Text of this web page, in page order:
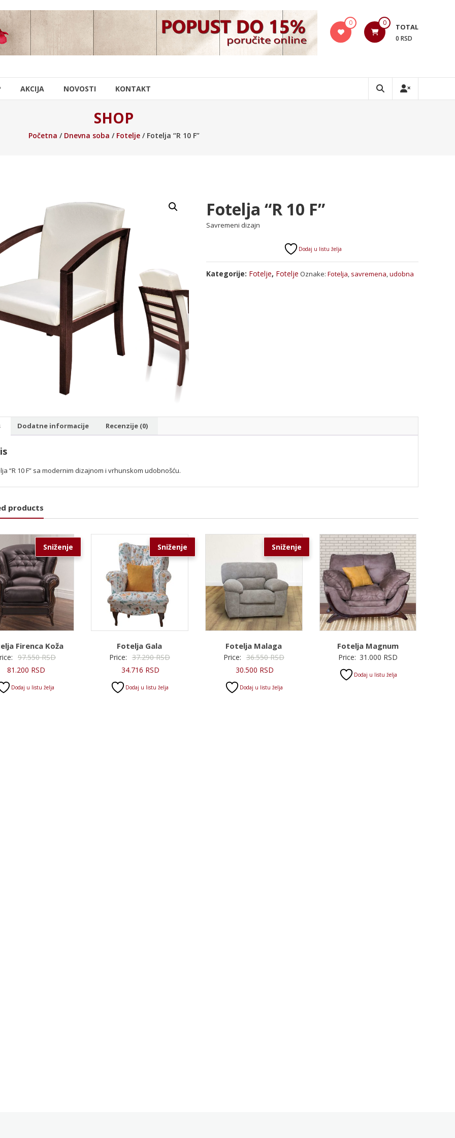
0 0 TOTAL
0 RSD
AKCIJA NOVOSTI KONTAKT
SHOP
Početna / Dnevna soba / Fotelje/ Fotelja “R 10 F”
Fotelja “R 10 F”
Savremeni dizajn
Dodaj u listu želja
Kategorije: Fotelje, Fotelje Oznake:Fotelja, savremena,udobna
Dodatne informacije Recenzije (0)
“R 10 F” sa modernim dizajnom i vrhunskom udobnošću.
products
Sniženje
Firenca Koža
97.550RSDOriginalna
81.200 RSDTrenutna
Dodaj u listu želja
Sniženje
Fotelja Gala
Price: 37.290RSDOriginalna
34.716 RSDTrenutna
Dodaj u listu želja
Sniženje
Fotelja Malaga
Price: 36.550RSDOriginalna
30.500 RSDTrenutna
Dodaj u listu želja
Fotelja Magnum
Price: 31.000 RSD
Dodaj u listu želja